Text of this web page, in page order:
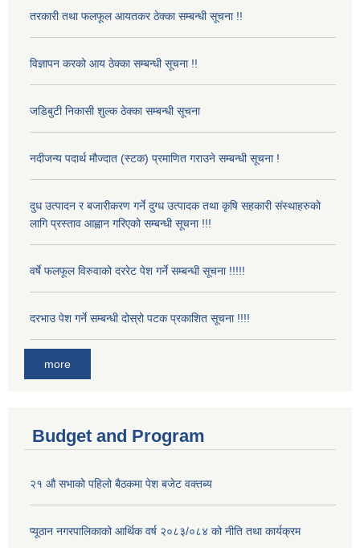
तरकारी तथा फलफूल आयतकर ठेक्का सम्बन्धी सूचना !!
विज्ञापन करको आय ठेक्का सम्बन्धी सूचना !!
जडिबुटी निकासी शुल्क ठेक्का सम्बन्धी सूचना
नदीजन्य पदार्थ मौज्दात (स्टक) प्रमाणित गराउने सम्बन्धी सूचना !
दुध उत्पादन र बजारीकरण गर्ने दुग्ध उत्पादक तथा कृषि सहकारी संस्थाहरुको
लागि प्रस्ताव आह्वान गरिएको सम्बन्धी सूचना !!!
वर्षे फलफूल विरुवाको दररेट पेश गर्ने सम्बन्धी सूचना !!!!!
दरभाउ पेश गर्ने सम्बन्धी दोस्रो पटक प्रकाशित सूचना !!!!
more
Budget and Program
२१ औ सभाको पहिलो बैठकमा पेश बजेट वक्तब्य
प्यूठान नगरपालिकाको आर्थिक वर्ष २०८३/०८४ को नीति तथा कार्यक्रम